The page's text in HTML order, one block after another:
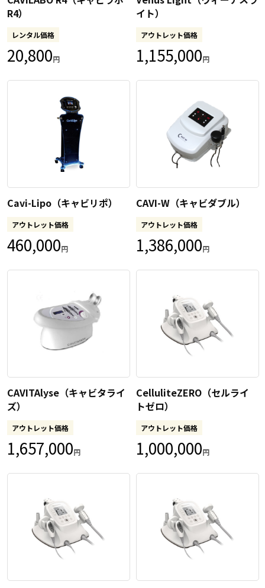
R4）
レンタル価格
20,800円
イト）
アウトレット価格
1,155,000円
Cavi-Lipo（キャビリポ）
アウトレット価格
460,000円
CAVI-W（キャビダブル）
アウトレット価格
1,386,000円
CAVITAlyse（キャビタライ
ズ）
アウトレット価格
1,657,000円
CelluliteZERO（セルライ
トゼロ）
アウトレット価格
1,000,000円